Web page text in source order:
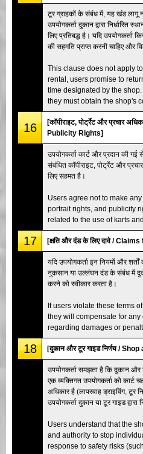
टूर ग्राहकों के संबंध में, यह खंड लागू
उपयोगकर्ता दुकान द्वारा
लिए प्रतिबद्ध है। यदि उपयोगकर्ता
की सहमति प्राप्त करनी चाहिए और
This clause does not apply
rental, users promise to
time designated by the
they must obtain the shop's
16
[कॉपीराइट, पोर्ट्रेट और प्रचार
Publicity Rights]
उपयोगकर्ता कार्ट और प्रदान की
संबंधित कॉपीराइट, पोर्ट्रेट और
लिए सहमत है।
Users agree not to make
portrait rights, and publicity
related to the use of karts
17 [क्षति और दंड के लिए दावे /
यदि उपयोगकर्ता इन नियमों और
नुकसान या उल्लंघन दंड के संबंध में
करने को स्वीकार करता है।
If users violate these terms
they will compensate for
regarding damages or
18 [दुकान और टूर गाइड निर्णय /
उपयोगकर्ता समझता है कि दुकान और
एक व्यक्तिगत उपयोगकर्ता को
अधिकार है (लापरवाह ड्राइविंग, टूर
उपयोगकर्ता दुकान या टूर गाइड द्वारा
Users understand that the
and authority to stop
response to safety risks